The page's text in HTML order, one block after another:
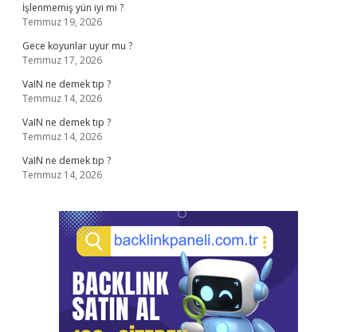
İşlenmemiş yün iyi mi ?
Temmuz 19, 2026
Gece koyunlar uyur mu ?
Temmuz 17, 2026
VaIN ne demek tıp ?
Temmuz 14, 2026
VaIN ne demek tıp ?
Temmuz 14, 2026
VaIN ne demek tıp ?
Temmuz 14, 2026